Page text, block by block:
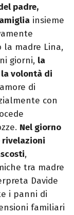
padre,
insieme
la madre Lina,
giorni, la
volontà di
di
con
Nel giorno
rivelazioni
,
tra madre
Davide
i panni di
familiari